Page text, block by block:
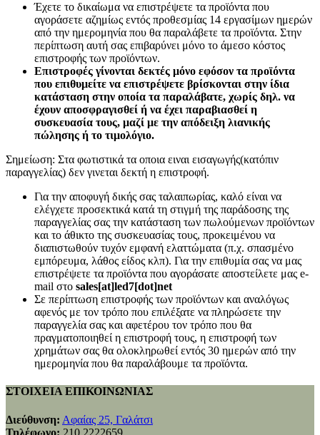
Έχετε το δικαίωμα να επιστρέψετε τα προϊόντα που
αγοράσετε αζημίως εντός προθεσμίας 14 εργασίμων ημερών
από την ημερομηνία που θα παραλάβετε τα προϊόντα. Στην
περίπτωση αυτή σας επιβαρύνει μόνο το άμεσο κόστος
επιστροφής των προϊόντων.
Επιστροφές γίνονται δεκτές μόνο εφόσον τα προϊόντα
που επιθυμείτε να επιστρέψετε βρίσκονται στην ίδια
κατάσταση στην οποία τα παραλάβατε, χωρίς δηλ. να
έχουν αποσφραγισθεί ή να έχει παραβιασθεί η
συσκευασία τους, μαζί με την απόδειξη λιανικής
πώλησης ή το τιμολόγιο.
Σημείωση: Στα φωτιστικά τα οποια ειναι εισαγωγής(κατόπιν
παραγγελίας) δεν γινεται δεκτή η επιστροφή.
Για την αποφυγή δικής σας ταλαιπωρίας, καλό είναι να
ελέγχετε προσεκτικά κατά τη στιγμή της παράδοσης της
παραγγελίας σας την κατάσταση των πωλούμενων προϊόντων
και το άθικτο της συσκευασίας τους, προκειμένου να
διαπιστωθούν τυχόν εμφανή ελαττώματα (π.χ. σπασμένο
εμπόρευμα, λάθος είδος κλπ). Για την επιθυμία σας να μας
επιστρέψετε τα προϊόντα που αγοράσατε αποστείλετε μας e-
mail στο sales[at]led7[dot]net
Σε περίπτωση επιστροφής των προϊόντων και αναλόγως
αφενός με τον τρόπο που επιλέξατε να πληρώσετε την
παραγγελία σας και αφετέρου τον τρόπο που θα
πραγματοποιηθεί η επιστροφή τους, η επιστροφή των
χρημάτων σας θα ολοκληρωθεί εντός 30 ημερών από την
ημερομηνία που θα παραλάβουμε τα προϊόντα.
ΣΤΟΙΧΕΙΑ ΕΠΙΚΟΙΝΩΝΙΑΣ
Διεύθυνση: Αφαίας 25, Γαλάτσι
Τηλέφωνο: 210 2222659